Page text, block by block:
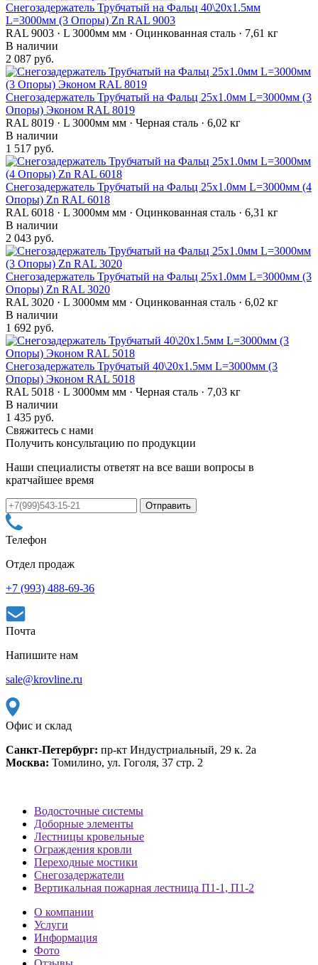
Снегозадержатель Трубчатый на Фальц 40\20х1.5мм
L=3000мм (3 Опоры) Zn RAL 9003
RAL 9003 · L 3000мм мм · Оцинкованная сталь · 7,61 кг
В наличии
2 087 руб.
Снегозадержатель Трубчатый на Фальц 25х1.0мм L=3000мм (3
Опоры) Эконом RAL 8019
RAL 8019 · L 3000мм мм · Черная сталь · 6,02 кг
В наличии
1 517 руб.
Снегозадержатель Трубчатый на Фальц 25х1.0мм L=3000мм (4
Опоры) Zn RAL 6018
RAL 6018 · L 3000мм мм · Оцинкованная сталь · 6,31 кг
В наличии
2 043 руб.
Снегозадержатель Трубчатый на Фальц 25х1.0мм L=3000мм (3
Опоры) Zn RAL 3020
RAL 3020 · L 3000мм мм · Оцинкованная сталь · 6,02 кг
В наличии
1 692 руб.
Снегозадержатель Трубчатый 40\20х1.5мм L=3000мм (3
Опоры) Эконом RAL 5018
RAL 5018 · L 3000мм мм · Черная сталь · 7,03 кг
В наличии
1 435 руб.
Свяжитесь с нами
Получить консультацию по продукции
Наши специалисты ответят на все ваши вопросы в
кратчайшее время
Телефон
Отдел продаж
+7 (993) 488-69-36
Почта
Напишите нам
sale@krovline.ru
Офис и склад
Санкт-Петербург: пр-кт Индустриальный, 29 к. 2а
Москва: Томилино, ул. Гоголя, 37 стр. 2
Водосточные системы
Доборные элементы
Лестницы кровельные
Ограждения кровли
Переходные мостики
Снегозадержатели
Вертикальная пожарная лестница П1-1, П1-2
О компании
Услуги
Информация
Фото